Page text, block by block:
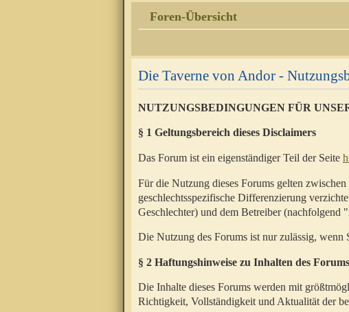
Foren-Übersicht
Die Taverne von Andor -
NUTZUNGSBEDINGUNGEN FÜR
§ 1 Geltungsbereich dieses Disclaimers
Das Forum ist ein eigenständiger Teil der Seite
Für die Nutzung dieses Forums gelten
geschlechtsspezifische Differenzierung
Geschlechter) und dem Betreiber
Die Nutzung des Forums ist nur zulässig, wenn
§ 2 Haftungshinweise zu Inhalten des Forums
Die Inhalte dieses Forums werden mit
Richtigkeit, Vollständigkeit und Aktualität der